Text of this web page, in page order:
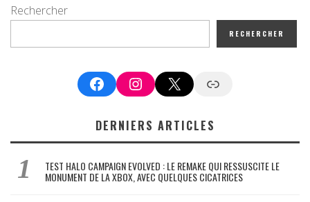
Rechercher
RECHERCHER
FacebookInstagram
X Google News
DERNIERS ARTICLES
TEST HALO CAMPAIGN EVOLVED : LE REMAKE QUI RESSUSCITE LE
MONUMENT DE LA XBOX, AVEC QUELQUES CICATRICES